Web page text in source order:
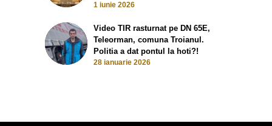
1 iunie 2026
Video TIR rasturnat pe DN 65E,
Teleorman, comuna Troianul.
Politia a dat pontul la hoti?!
28 ianuarie 2026